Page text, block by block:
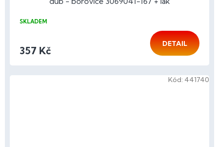
SKLADEM
357 Kč
DETAIL
Kód: 441740